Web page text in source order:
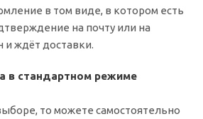
в том виде, в котором есть
на почту или на
ждёт доставки.
в стандартном режиме
то можете самостоятельно